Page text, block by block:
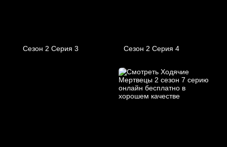
Сезон 2 Серия 3 Сезон 2 Серия 4